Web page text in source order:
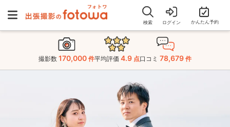
検索 ログイン かんたん予約
撮影数 170,000 件平均評価 4.9 点口コミ 78,679 件